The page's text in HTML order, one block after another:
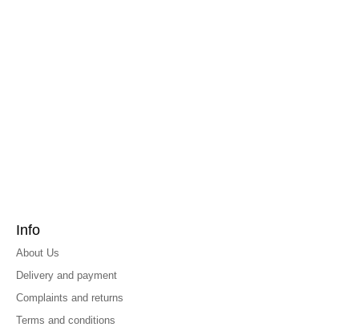
Info
About Us
Delivery and payment
Complaints and returns
Terms and conditions